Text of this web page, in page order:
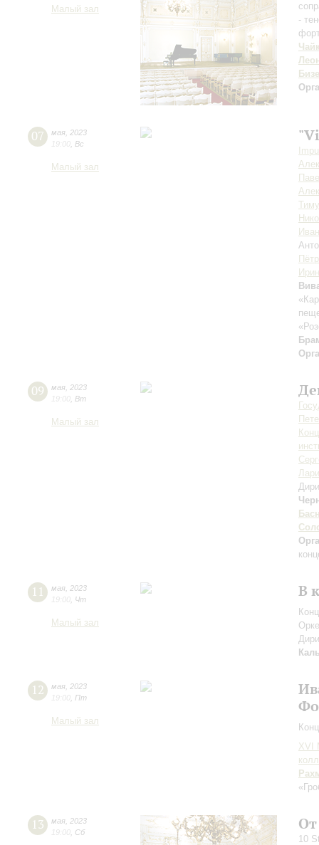
Малый зал
-
Бизе
07 мая 2023
19:00 Вс
Малый зал
09 мая 2023
19:00 Вт
Малый зал
11 мая 2023
19:00 Чт
Малый зал
В
12 мая 2023
19:00 Пт
Малый зал
XVI
13 мая 2023
19:00 Сб
10